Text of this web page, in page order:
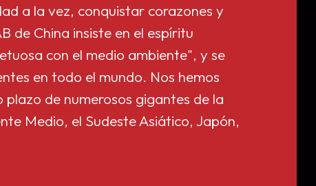
a la vez, conquistar corazones y
de China insiste en el espíritu
con el medio ambiente", y se
en todo el mundo. Nos hemos
de numerosos gigantes de la
Medio, el Sudeste Asiático, Japón,